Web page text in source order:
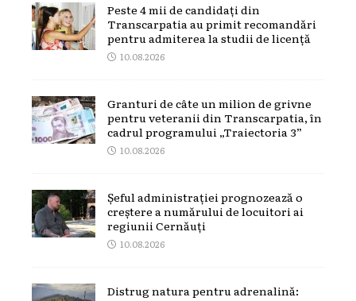
Peste 4 mii de candidați din
Transcarpatia au primit recomandări
pentru admiterea la studii de licență
10.08.2026
Granturi de câte un milion de grivne
pentru veteranii din Transcarpatia, în
cadrul programului „Traiectoria 3”
10.08.2026
Șeful administrației prognozează o
creștere a numărului de locuitori ai
regiunii Cernăuți
10.08.2026
Distrug natura pentru adrenalină: